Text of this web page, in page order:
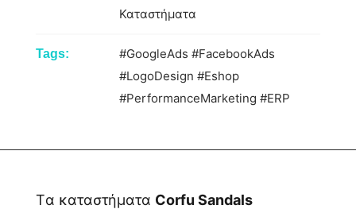
Tα καταστήματα Corfu Sandals
Καταστήματα
Tags: #GoogleAds #FacebookAds
#LogoDesign #Eshop
#PerformanceMarketing #ERP